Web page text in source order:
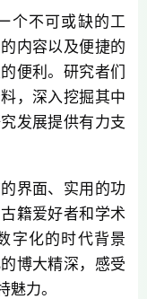
个不可或缺的工
内容以及便捷的
便利。研究者们
，深入挖掘其中
发展提供有力支
界面、实用的功
籍爱好者和学术
字化的时代背景
博大精深，感受
魅力。